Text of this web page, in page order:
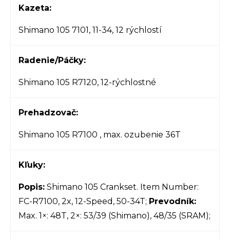
Kazeta:
Shimano 105 7101, 11-34, 12 rýchlostí
Radenie/Páčky:
Shimano 105 R7120, 12-rýchlostné
Prehadzovač:
Shimano 105 R7100 , max. ozubenie 36T
Kľuky:
Popis: Shimano 105 Crankset. Item Number:
FC-R7100, 2x, 12-Speed, 50-34T; Prevodník:
Max. 1×: 48T, 2×: 53/39 (Shimano), 48/35 (SRAM);